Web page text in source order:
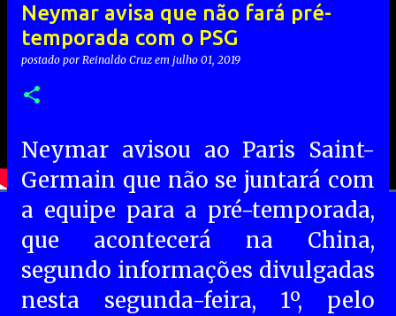
Neymar avisa que não fará pré-
temporada com o PSG
postado por Reinaldo Cruz em julho 01, 2019
Neymar avisou ao Paris Saint-
Germain que não se juntará com
a equipe para a pré-temporada,
que acontecerá na China,
segundo informações divulgadas
nesta segunda-feira, 1º, pelo